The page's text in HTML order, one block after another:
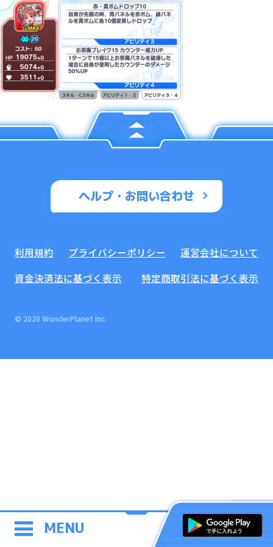
MENU
ヘルプ・お問い合わせ
利用規約 プライバシーポリシー
運営会社について
資金決済法に基づく表示
特定商取引法に基づく表示
© 2020 WonderPlanet Inc.